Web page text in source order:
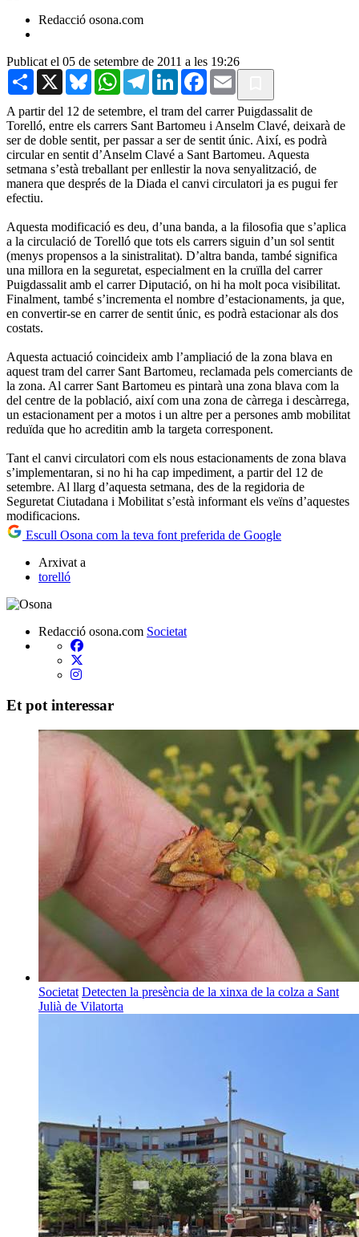
Redacció osona.com
Publicat el 05 de setembre de 2011 a les 19:26
Share X BlueskyWhatsAppTelegramLinkedInFacebook
Email
A partir del 12 de setembre, el tram del carrer Puigdassalit de
Torelló, entre els carrers Sant Bartomeu i Anselm Clavé, deixarà de
ser de doble sentit, per passar a ser de sentit únic. Així, es podrà
circular en sentit d’Anselm Clavé a Sant Bartomeu. Aquesta
setmana s’està treballant per enllestir la nova senyalització, de
manera que després de la Diada el canvi circulatori ja es pugui fer
efectiu.
Aquesta modificació es deu, d’una banda, a la filosofia que s’aplica
a la circulació de Torelló que tots els carrers siguin d’un sol sentit
(menys propensos a la sinistralitat). D’altra banda, també significa
una millora en la seguretat, especialment en la cruïlla del carrer
Puigdassalit amb el carrer Diputació, on hi ha molt poca visibilitat.
Finalment, també s’incrementa el nombre d’estacionaments, ja que,
en convertir-se en carrer de sentit únic, es podrà estacionar als dos
costats.
Aquesta actuació coincideix amb l’ampliació de la zona blava en
aquest tram del carrer Sant Bartomeu, reclamada pels comerciants de
la zona. Al carrer Sant Bartomeu es pintarà una zona blava com la
del centre de la població, així com una zona de càrrega i descàrrega,
un estacionament per a motos i un altre per a persones amb mobilitat
reduïda que ho acreditin amb la targeta corresponent.
Tant el canvi circulatori com els nous estacionaments de zona blava
s’implementaran, si no hi ha cap impediment, a partir del 12 de
setembre. Al llarg d’aquesta setmana, des de la regidoria de
Seguretat Ciutadana i Mobilitat s’està informant els veïns d’aquestes
modificacions.
Escull Osona com la teva font preferida de Google
Arxivat a
torelló
Redacció osona.com Societat
Et pot interessar
Societat Detecten la presència de la xinxa de la colza a Sant
Julià de Vilatorta